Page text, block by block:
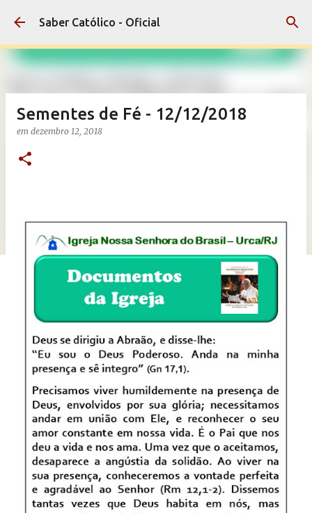
Pular para o conteúdo principal
Saber Católico - Oficial
Sementes de Fé - 12/12/2018
em dezembro 12, 2018